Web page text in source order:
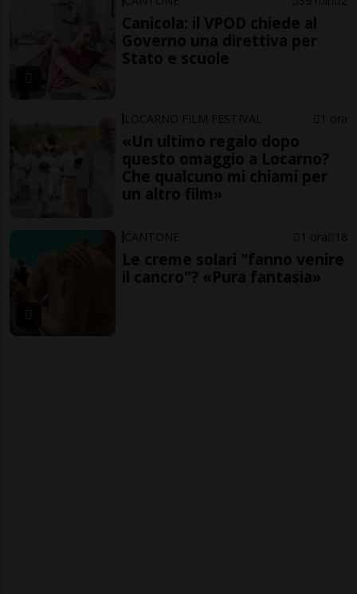
Canicola: il VPOD chiede al
Governo una direttiva per
Stato e scuole
LOCARNO FILM FESTIVAL 1 ora
«Un ultimo regalo dopo
questo omaggio a Locarno?
Che qualcuno mi chiami per
un altro film»
CANTONE 1 ora 18
Le creme solari "fanno venire
il cancro"? «Pura fantasia»